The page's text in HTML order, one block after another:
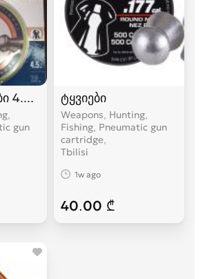
4.5მმ C R O S M A N
gun
ტყვიები
Weapons, Hunting,
Fishing, Pneumatic gun
cartridge
Tbilisi
1w ago
40.00 ₾